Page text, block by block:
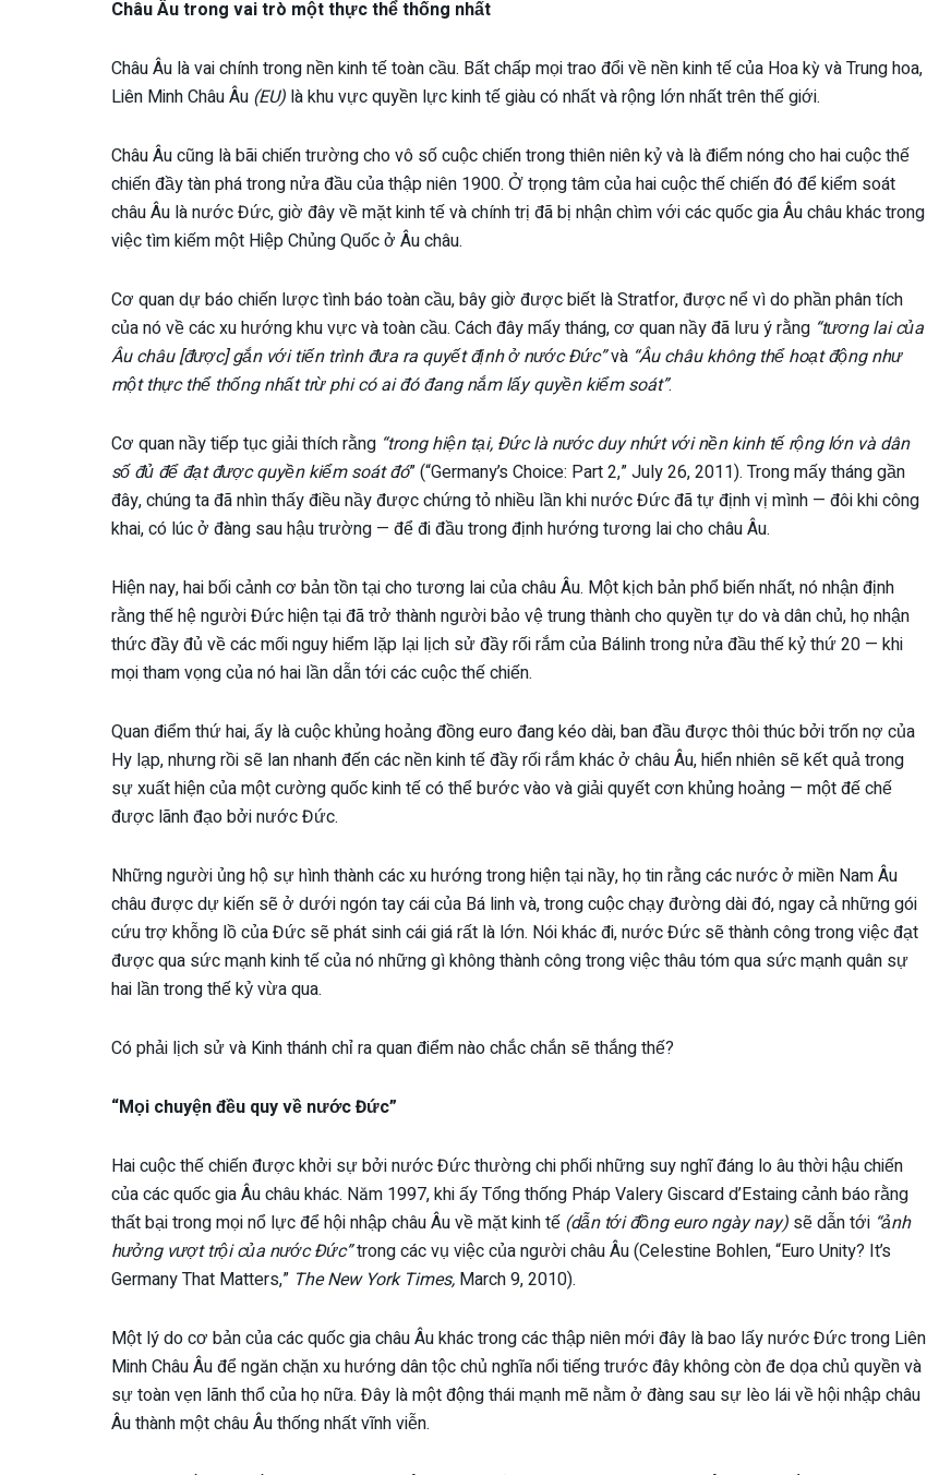
Châu Âu trong vai trò một thực thể thống nhất
Châu Âu là vai chính trong nền kinh tế toàn cầu. Bất chấp mọi trao đổi về nền kinh tế của Hoa kỳ và Trung hoa,
Liên Minh Châu Âu (EU) là khu vực quyền lực kinh tế giàu có nhất và rộng lớn nhất trên thế giới.
Châu Âu cũng là bãi chiến trường cho vô số cuộc chiến trong thiên niên kỷ và là điểm nóng cho hai cuộc thế
chiến đầy tàn phá trong nửa đầu của thập niên 1900. Ở trọng tâm của hai cuộc thế chiến đó để kiểm soát
châu Âu là nước Đức, giờ đây về mặt kinh tế và chính trị đã bị nhận chìm với các quốc gia Âu châu khác trong
việc tìm kiếm một Hiệp Chủng Quốc ở Âu châu.
Cơ quan dự báo chiến lược tình báo toàn cầu, bây giờ được biết là Stratfor, được nể vì do phần phân tích
của nó về các xu hướng khu vực và toàn cầu. Cách đây mấy tháng, cơ quan nầy đã lưu ý rằng “tương lai của
Âu châu [được] gắn với tiến trình đưa ra quyết định ở nước Đức”và “Âu châu không thể hoạt động như
một thực thể thống nhất trừ phi có ai đó đang nắm lấy quyền kiểm soát”.
Cơ quan nầy tiếp tục giải thích rằng “trong hiện tại, Đức là nước duy nhứt với nền kinh tế rộng lớn và dân
số đủ để đạt được quyền kiểm soát đó” (“Germany’s Choice: Part 2,” July 26, 2011). Trong mấy tháng gần
đây, chúng ta đã nhìn thấy điều nầy được chứng tỏ nhiều lần khi nước Đức đã tự định vị mình — đôi khi công
khai, có lúc ở đàng sau hậu trường — để đi đầu trong định hướng tương lai cho châu Âu.
Hiện nay, hai bối cảnh cơ bản tồn tại cho tương lai của châu Âu. Một kịch bản phổ biến nhất, nó nhận định
rằng thế hệ người Đức hiện tại đã trở thành người bảo vệ trung thành cho quyền tự do và dân chủ, họ nhận
thức đầy đủ về các mối nguy hiểm lặp lại lịch sử đầy rối rắm của Bálinh trong nửa đầu thế kỷ thứ 20 — khi
mọi tham vọng của nó hai lần dẫn tới các cuộc thế chiến.
Quan điểm thứ hai, ấy là cuộc khủng hoảng đồng euro đang kéo dài, ban đầu được thôi thúc bởi trốn nợ của
Hy lạp, nhưng rồi sẽ lan nhanh đến các nền kinh tế đầy rối rắm khác ở châu Âu, hiển nhiên sẽ kết quả trong
sự xuất hiện của một cường quốc kinh tế có thể bước vào và giải quyết cơn khủng hoảng — một đế chế
được lãnh đạo bởi nước Đức.
Những người ủng hộ sự hình thành các xu hướng trong hiện tại nầy, họ tin rằng các nước ở miền Nam Âu
châu được dự kiến sẽ ở dưới ngón tay cái của Bá linh và, trong cuộc chạy đường dài đó, ngay cả những gói
cứu trợ khỗng lồ của Đức sẽ phát sinh cái giá rất là lớn. Nói khác đi, nước Đức sẽ thành công trong việc đạt
được qua sức mạnh kinh tế của nó những gì không thành công trong việc thâu tóm qua sức mạnh quân sự
hai lần trong thế kỷ vừa qua.
Có phải lịch sử và Kinh thánh chỉ ra quan điểm nào chắc chắn sẽ thắng thế?
“Mọi chuyện đều quy về nước Đức”
Hai cuộc thế chiến được khởi sự bởi nước Đức thường chi phối những suy nghĩ đáng lo âu thời hậu chiến
của các quốc gia Âu châu khác. Năm 1997, khi ấy Tổng thống Pháp Valery Giscard d’Estaing cảnh báo rằng
thất bại trong mọi nổ lực để hội nhập châu Âu về mặt kinh tế (dẫn tới đồng euro ngày nay) sẽ dẫn tới “ảnh
hưởng vượt trội của nước Đức”trong các vụ việc của người châu Âu (Celestine Bohlen, “Euro Unity? It’s
Germany That Matters,” The New York Times, March 9, 2010).
Một lý do cơ bản của các quốc gia châu Âu khác trong các thập niên mới đây là bao lấy nước Đức trong Liên
Minh Châu Âu để ngăn chặn xu hướng dân tộc chủ nghĩa nổi tiếng trước đây không còn đe dọa chủ quyền và
sự toàn vẹn lãnh thổ của họ nữa. Đây là một động thái mạnh mẽ nằm ở đàng sau sự lèo lái về hội nhập châu
Âu thành một châu Âu thống nhất vĩnh viễn.